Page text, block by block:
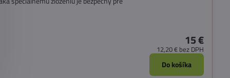
15 €
12,20 € bez DPH
Do košíka